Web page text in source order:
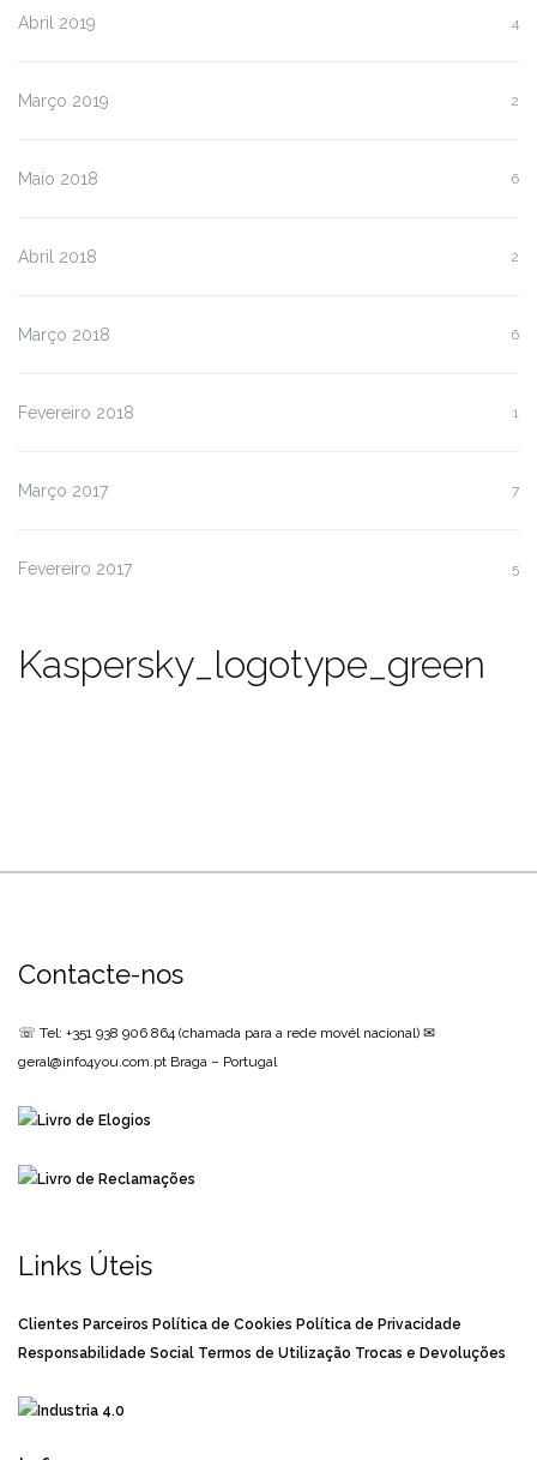
Abril 2019 4
Março 2019 2
Maio 2018 6
Abril 2018 2
Março 2018 6
Fevereiro 2018 1
Março 2017 7
Fevereiro 2017 5
Kaspersky_logotype_green
Contacte-nos
☏ Tel: +351 938 906 864 (chamada para a rede movél nacional) ✉
geral@info4you.com.pt Braga – Portugal
Links Úteis
Clientes Parceiros Política de Cookies Política de Privacidade
Responsabilidade Social Termos de Utilização Trocas e Devoluções